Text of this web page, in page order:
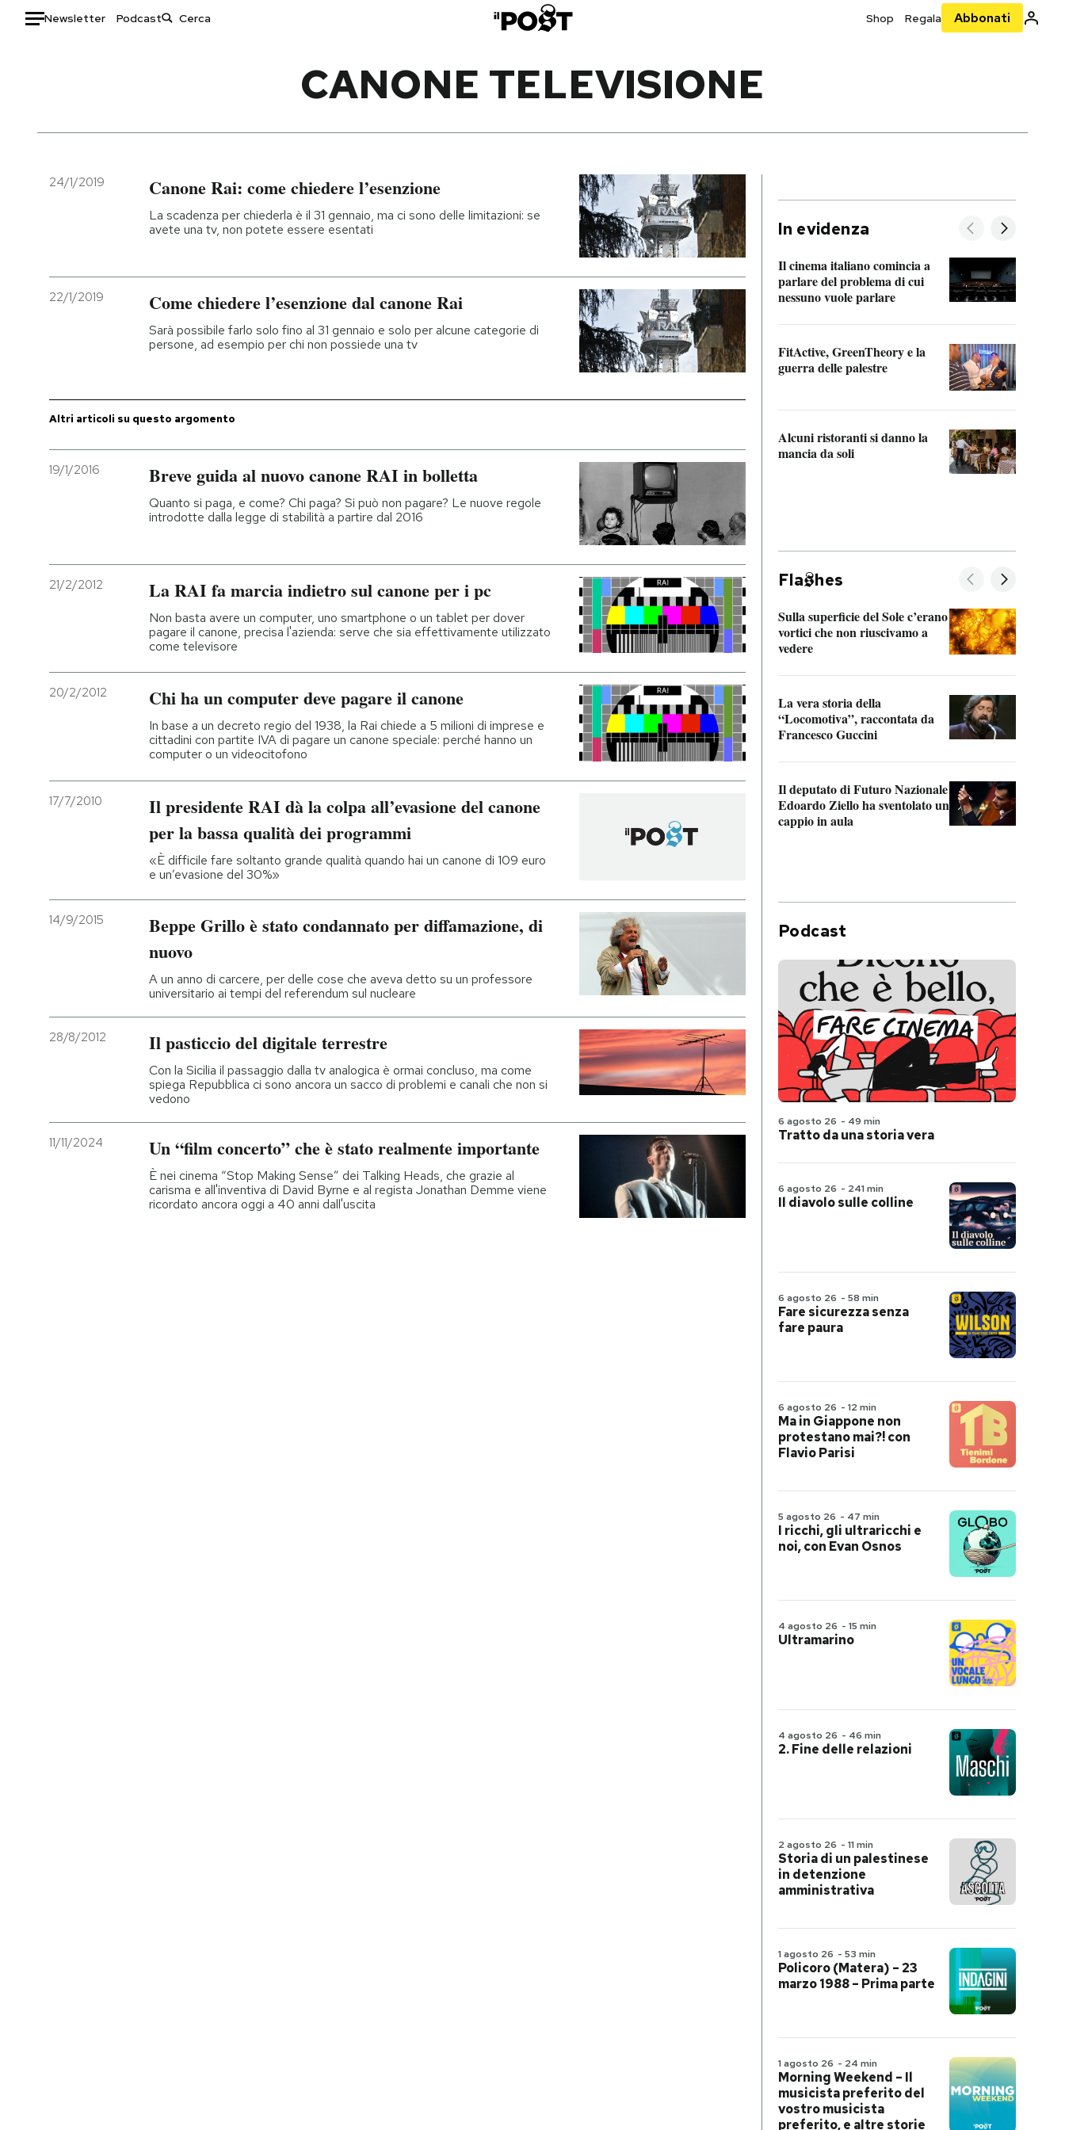
Newsletter Podcast Shop Regala Abbonati
Italia
Politica
Economia
Moda
Ok Boomer!
CALENDARIO
AREA PERSONALE
CANONE TELEVISIONE
24/1/2019 Canone Rai: come chiedere l’esenzione
La scadenza per chiederla è il 31 gennaio, ma ci sono delle limitazioni: se
avete una tv, non potete essere esentati
22/1/2019 Come chiedere l’esenzione dal canone Rai
Sarà possibile farlo solo fino al 31 gennaio e solo per alcune categorie di
persone, ad esempio per chi non possiede una tv
Altri articoli su questo argomento
19/1/2016 Breve guida al nuovo canone RAI in bolletta
Quanto si paga, e come? Chi paga? Si può non pagare? Le nuove regole
introdotte dalla legge di stabilità a partire dal 2016
21/2/2012 La RAI fa marcia indietro sul canone per i pc
Non basta avere un computer, uno smartphone o un tablet per dover
pagare il canone, precisa l'azienda: serve che sia effettivamente utilizzato
come televisore
20/2/2012 Chi ha un computer deve pagare il canone
In base a un decreto regio del 1938, la Rai chiede a 5 milioni di imprese e
cittadini con partite IVA di pagare un canone speciale: perché hanno un
computer o un videocitofono
17/7/2010
Il presidente RAI dà la colpa all’evasione del canone
per la bassa qualità dei programmi
«È difficile fare soltanto grande qualità quando hai un canone di 109 euro
e un’evasione del 30%»
14/9/2015
Beppe Grillo è stato condannato per diffamazione, di
nuovo
A un anno di carcere, per delle cose che aveva detto su un professore
universitario ai tempi del referendum sul nucleare
28/8/2012 Il pasticcio del digitale terrestre
Con la Sicilia il passaggio dalla tv analogica è ormai concluso, ma come
spiega Repubblica ci sono ancora un sacco di problemi e canali che non si
vedono
11/11/2024 Un “film concerto” che è stato realmente importante
È nei cinema “Stop Making Sense” dei Talking Heads, che grazie al
carisma e all'inventiva di David Byrne e al regista Jonathan Demme viene
ricordato ancora oggi a 40 anni dall'uscita
In evidenza
Il cinema italiano comincia a
parlare del problema di cui
nessuno vuole parlare
FitActive, GreenTheory e la
guerra delle palestre
Alcuni ristoranti si danno la
mancia da soli
Fla hes
Sulla superficie del Sole c’erano
vortici che non riuscivamo a
vedere
La vera storia della
“Locomotiva”, raccontata da
Francesco Guccini
Il deputato di Futuro Nazionale
Edoardo Ziello ha sventolato un
cappio in aula
Podcast
6 agosto 26 - 49 min
Tratto da una storia vera
6 agosto 26 - 241 min
Il diavolo sulle colline
6 agosto 26 - 58 min
Fare sicurezza senza
fare paura
6 agosto 26 - 12 min
Ma in Giappone non
protestano mai?! con
Flavio Parisi
5 agosto 26 - 47 min
I ricchi, gli ultraricchi e
noi, con Evan Osnos
4 agosto 26 - 15 min
Ultramarino
4 agosto 26 - 46 min
2. Fine delle relazioni
2 agosto 26 - 11 min
Storia di un palestinese
in detenzione
amministrativa
1 agosto 26 - 53 min
Policoro (Matera) – 23
marzo 1988 – Prima parte
1 agosto 26 - 24 min
Morning Weekend – Il
musicista preferito del
vostro musicista
preferito, e altre storie